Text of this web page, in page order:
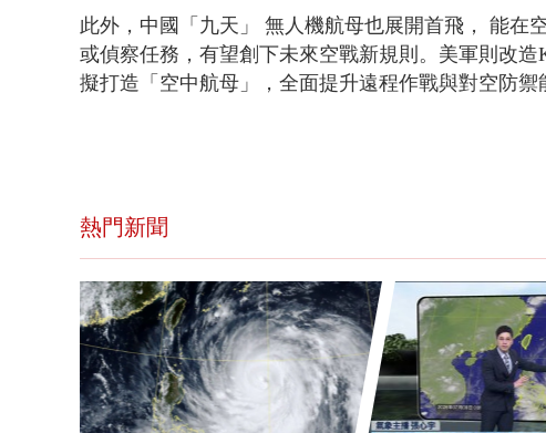
此外，中國「九天」 無人機航母也展開首飛， 能在
或偵察任務，有望創下未來空戰新規則。美軍則改造
擬打造「空中航母」，全面提升遠程作戰與對空防禦
熱門新聞